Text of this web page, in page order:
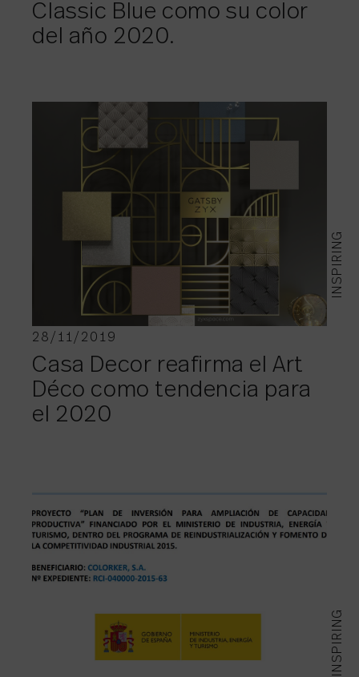
Classic Blue como su color
del año 2020.
INSPIRING
28/11/2019
Casa Decor reafirma el Art
Déco como tendencia para
el 2020
INSPIRING